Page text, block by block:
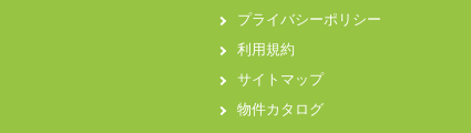
プライバシーポリシー
利用規約
サイトマップ
物件カタログ